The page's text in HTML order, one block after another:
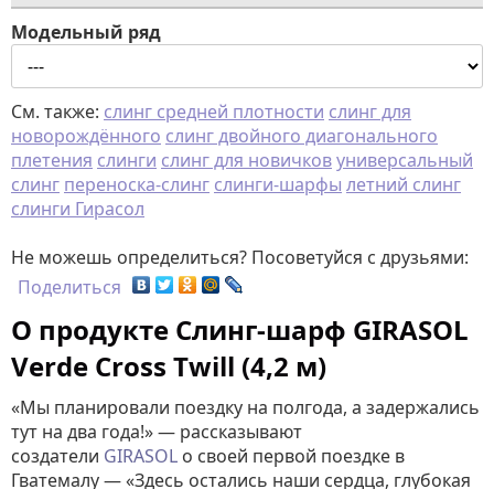
Модельный ряд
См. также: слинг средней плотности слинг для
новорождённого слинг двойного диагонального
плетения слинги слинг для новичковуниверсальный
слинг переноска-слинг слинги-шарфы летний слинг
слинги Гирасол
Не можешь определиться? Посоветуйся с друзьями:
Поделиться
О продукте Слинг-шарф GIRASOL
Verde Cross Twill (4,2 м)
«Мы планировали поездку на полгода, а задержались
тут на два года!» — рассказывают
создатели GIRASOL о своей первой поездке в
Гватемалу — «Здесь остались наши сердца, глубокая